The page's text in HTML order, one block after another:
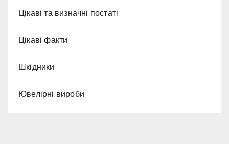
Цікаві та визначні постаті
Цікаві факти
Шкідники
Ювелірні вироби